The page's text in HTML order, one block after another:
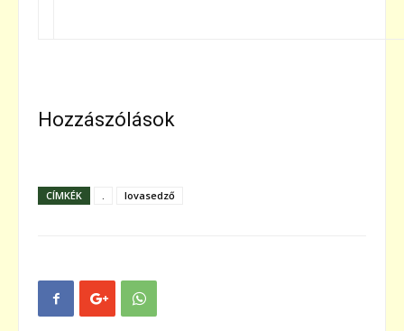
Hozzászólások
CÍMKÉK . lovasedző